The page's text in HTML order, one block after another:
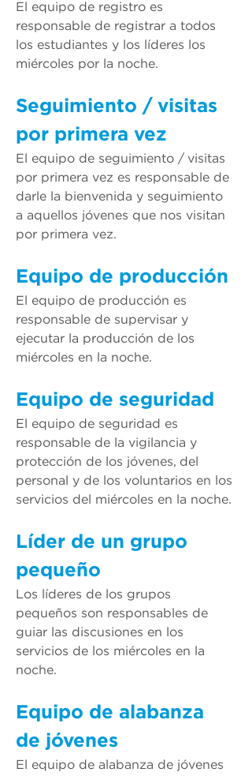
El equipo de registro es
responsable de registrar a todos
los estudiantes y los líderes los
miércoles por la noche.
Seguimiento / visitas
por primera vez
El equipo de seguimiento / visitas
por primera vez es responsable de
darle la bienvenida y seguimiento
a aquellos jóvenes que nos visitan
por primera vez.
Equipo de producción
El equipo de producción es
responsable de supervisar y
ejecutar la producción de los
miércoles en la noche.
Equipo de seguridad
El equipo de seguridad es
responsable de la vigilancia y
protección de los jóvenes, del
personal y de los voluntarios en los
servicios del miércoles en la noche.
Líder de un grupo
pequeño
​Los líderes de los grupos
pequeños son responsables de
guiar las discusiones en los
servicios de los miércoles en la
noche.
Equipo de alabanza
de jóvenes
El equipo de alabanza de jóvenes